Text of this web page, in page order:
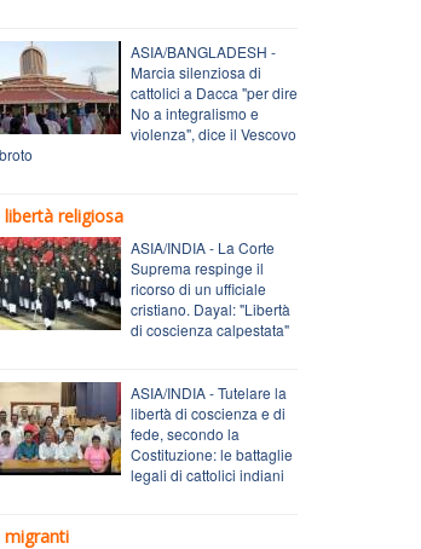
ASIA/BANGLADESH -
Marcia silenziosa di
cattolici a Dacca "per dire
No a integralismo e
violenza", dice il Vescovo
libertà religiosa
ASIA/INDIA - La Corte
Suprema respinge il
ricorso di un ufficiale
cristiano. Dayal: "Libertà
di coscienza calpestata"
ASIA/INDIA - Tutelare la
libertà di coscienza e di
fede, secondo la
Costituzione: le battaglie
legali di cattolici indiani
migranti